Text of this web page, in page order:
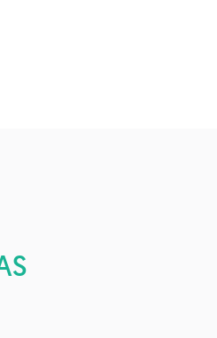
NOVAS PESQUISAS
NA ÁREA
ESTÃO